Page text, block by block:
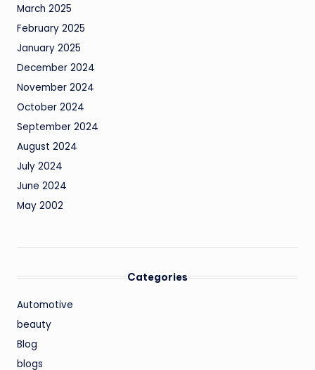
March 2025
February 2025
January 2025
December 2024
November 2024
October 2024
September 2024
August 2024
July 2024
June 2024
May 2002
Categories
Automotive
beauty
Blog
blogs